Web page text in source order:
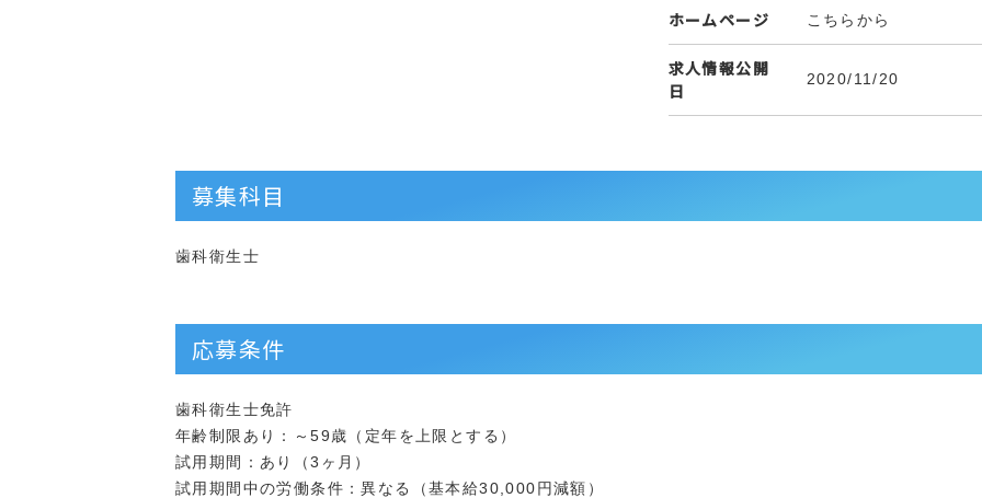
ホームページ こちらから
求人情報公開
日
2020/11/20
募集科目
歯科衛生士
応募条件
歯科衛生士免許
年齢制限あり：～59歳（定年を上限とする）
試用期間：あり（3ヶ月）
試用期間中の労働条件：異なる（基本給30,000円減額）